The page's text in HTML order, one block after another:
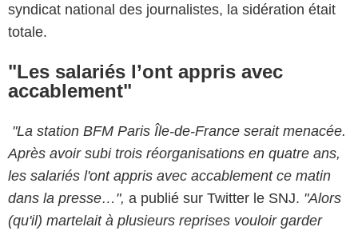
syndicat national des journalistes, la sidération était
totale.
"Les salariés l’ont appris avec
accablement"
"La station BFM Paris Île-de-France serait menacée.
Après avoir subi trois réorganisations en quatre ans,
les salariés l'ont appris avec accablement ce matin
dans la presse…", a publié sur Twitter le SNJ. "Alors
(qu'il) martelait à plusieurs reprises vouloir garder